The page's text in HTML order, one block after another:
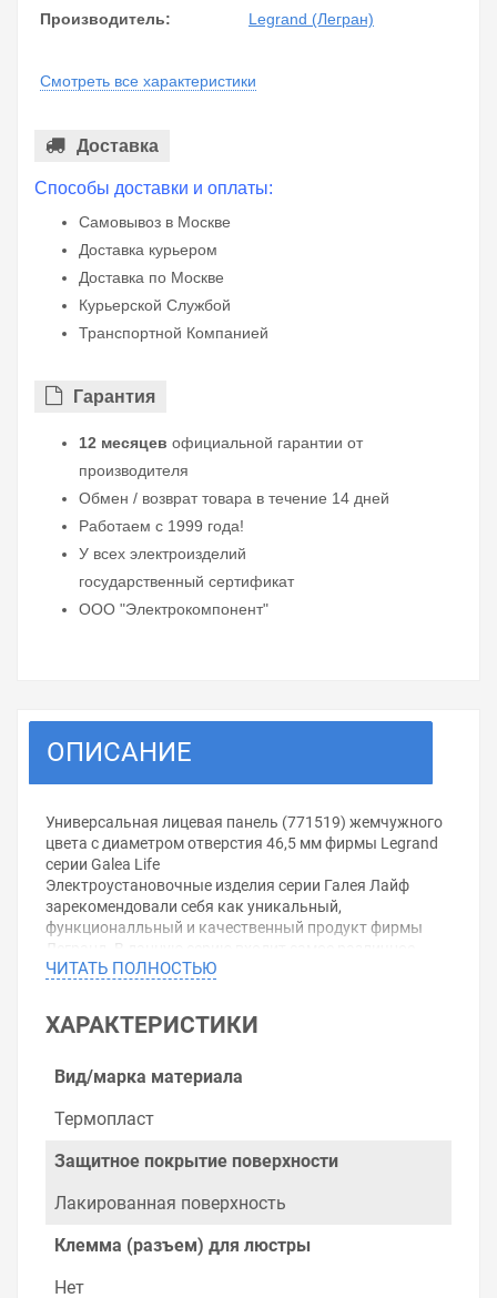
Производитель: Legrand (Легран)
Смотреть все характеристики
Доставка
Способы доставки и оплаты:
Самовывоз в Москве
Доставка курьером
Доставка по Москве
Курьерской Службой
Транспортной Компанией
Гарантия
12 месяцев официальной гарантии от
производителя
Обмен / возврат товара в течение 14 дней
Работаем с 1999 года!
У всех электроизделий
государственный сертификат
ООО "Электрокомпонент"
ОПИСАНИЕ
Универсальная лицевая панель (771519) жемчужного
цвета с диаметром отверстия 46,5 мм фирмы Legrand
серии Galea Life
Электроустановочные изделия серии Галея Лайф
зарекомендовали себя как уникальный,
функционалльный и качественный продукт фирмы
Легранд. В данную серию входит самое различное
оборудование: розетки, выключатели,
Благодаря широкой цветовой гамме коллекции и
разнообразию материалов (искусственный камень,
подобрать элементы для установки в гостиной, кухне,
которые будут идеально вписываться в интерьерное
Над стилем продукции Galea Life трудилась отдельная
объединить безупречный внешний вид с
Качество, разнообразие вариантов и
популярность компании Legrand на протяжении уже
ЧИТАТЬ ПОЛНОСТЬЮ
ХАРАКТЕРИСТИКИ
Вид/марка материала
Термопласт
Защитное покрытие поверхности
Лакированная поверхность
Клемма (разъем) для люстры
Нет